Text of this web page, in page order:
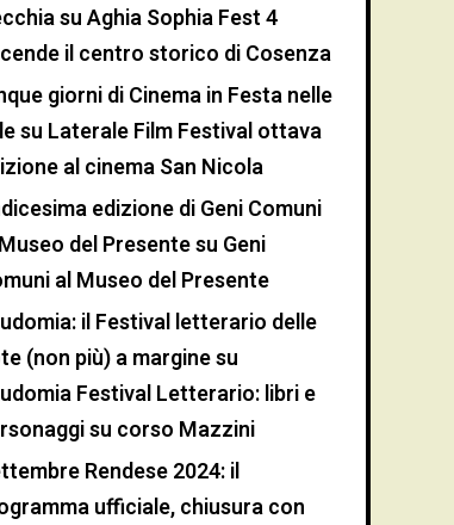
suAghia Sophia Fest 4
il centro storico di Cosenza
giorni di Cinema in Festa nelle
su Laterale Film Festival ottava
al cinema San Nicola
edizione di Geni Comuni
del Presentesu Geni
al Museo del Presente
il Festival letterario delle
(non più) a marginesu
Festival Letterario: libri e
su corso Mazzini
Rendese 2024: il
ufficiale, chiusura con